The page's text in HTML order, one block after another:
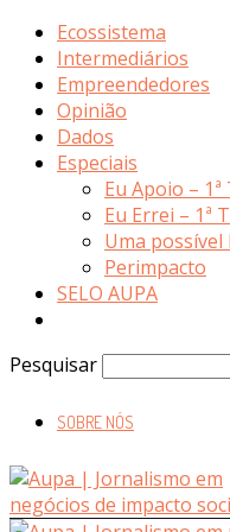
Ecossistema
Intermediários
Empreendedores
Opinião
Dados
Especiais
Eu Apoio –
Eu Errei – 1ª
Uma
Perimpacto
SELO AUPA
Pesquisar
SOBRE NÓS